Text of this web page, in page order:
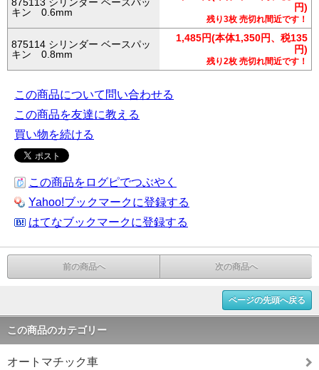
キン 0.6mm
円)
残り3枚 売切れ間近です！
875114 シリンダー ベースパッ
キン 0.8mm
1,485円(本体1,350円、税135
円)
残り2枚 売切れ間近です！
この商品について問い合わせる
この商品を友達に教える
買い物を続ける
この商品をログピでつぶやく
Yahoo!ブックマークに登録する
はてなブックマークに登録する
前の商品へ 次の商品へ
ページの先頭へ戻る
この商品のカテゴリー
オートマチック車